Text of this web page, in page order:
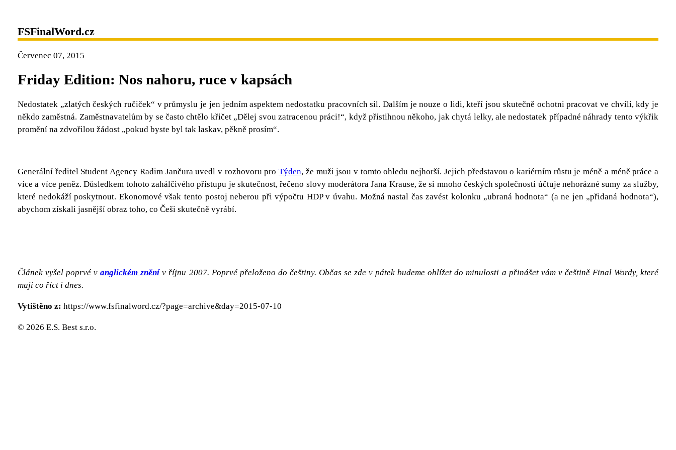
FSFinalWord.cz
Červenec 07, 2015
Friday Edition: Nos nahoru, ruce v kapsách
Nedostatek „zlatých českých ručiček“ v průmyslu je jen jedním aspektem nedostatku pracovních sil. Dalším je nouze o lidi, kteří jsou skutečně ochotni pracovat ve chvíli, kdy je
někdo zaměstná. Zaměstnavatelům by se často chtělo křičet „Dělej svou zatracenou práci!“, když přistihnou někoho, jak chytá lelky, ale nedostatek případné náhrady tento výkřik
promění na zdvořilou žádost „pokud byste byl tak laskav, pěkně prosím“.
Generální ředitel Student Agency Radim Jančura uvedl v rozhovoru proTýden, že muži jsou v tomto ohledu nejhorší. Jejich představou o kariérním růstu je méně a méně práce a
více a více peněz. Důsledkem tohoto zahálčivého přístupu je skutečnost, řečeno slovy moderátora Jana Krause, že si mnoho českých společností účtuje nehorázné sumy za služby,
které nedokáží poskytnout. Ekonomové však tento postoj neberou při výpočtu HDP v úvahu. Možná nastal čas zavést kolonku „ubraná hodnota“ (a ne jen „přidaná hodnota“),
abychom získali jasnější obraz toho, co Češi skutečně vyrábí.
Článek vyšel poprvé vanglickém zněnív říjnu 2007. Poprvé přeloženo do češtiny. Občas se zde v pátek budeme ohlížet do minulosti a přinášet vám v češtině Final Wordy, které
mají co říct i dnes.
Vytištěno z: https://www.fsfinalword.cz/?page=archive&day=2015-07-10
© 2026 E.S. Best s.r.o.